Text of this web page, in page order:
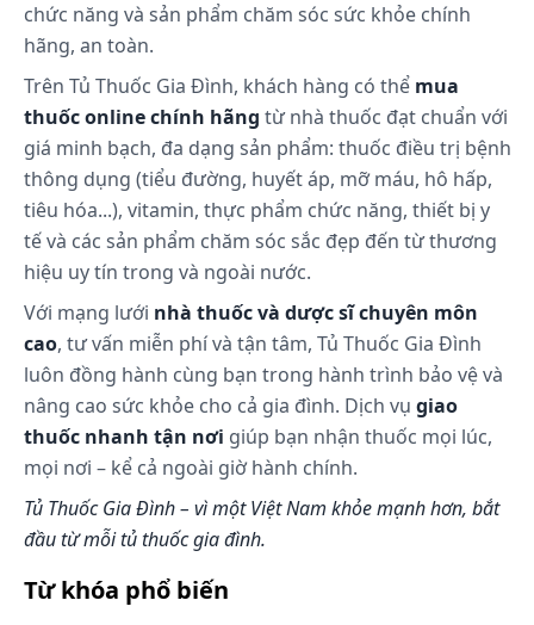
chức năng và sản phẩm chăm sóc sức khỏe chính
hãng, an toàn.
Trên Tủ Thuốc Gia Đình, khách hàng có thể mua
thuốc online chính hãng từ nhà thuốc đạt chuẩn với
giá minh bạch, đa dạng sản phẩm: thuốc điều trị bệnh
thông dụng (tiểu đường, huyết áp, mỡ máu, hô hấp,
tiêu hóa...), vitamin, thực phẩm chức năng, thiết bị y
tế và các sản phẩm chăm sóc sắc đẹp đến từ thương
hiệu uy tín trong và ngoài nước.
Với mạng lưới nhà thuốc và dược sĩ chuyên môn
cao, tư vấn miễn phí và tận tâm, Tủ Thuốc Gia Đình
luôn đồng hành cùng bạn trong hành trình bảo vệ và
nâng cao sức khỏe cho cả gia đình. Dịch vụ giao
thuốc nhanh tận nơi giúp bạn nhận thuốc mọi lúc,
mọi nơi – kể cả ngoài giờ hành chính.
Tủ Thuốc Gia Đình – vì một Việt Nam khỏe mạnh hơn, bắt
đầu từ mỗi tủ thuốc gia đình.
Từ khóa phổ biến